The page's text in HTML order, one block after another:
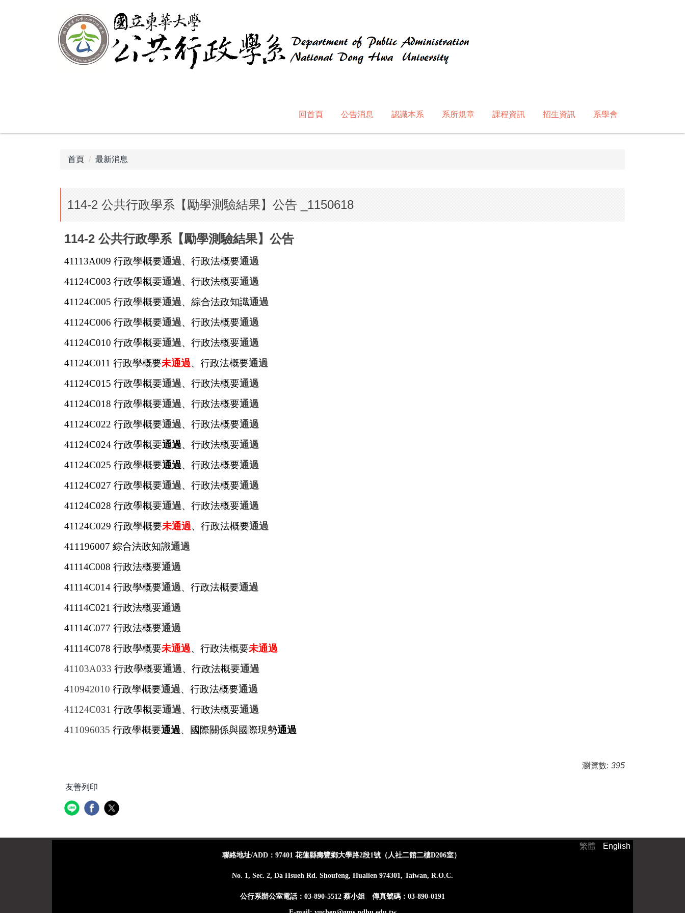
回首頁 公告消息 認識本系 系所規章 課程資訊 招生資訊 系學會
首頁 最新消息
114-2 公共行政學系【勵學測驗結果】公告 _1150618
114-2 公共行政學系【勵學測驗結果】公告
41113A009 行政學概要通過、行政法概要通過
41124C003 行政學概要通過、行政法概要通過
41124C005 行政學概要通過、綜合法政知識通過
41124C006 行政學概要通過、行政法概要通過
41124C010 行政學概要通過、行政法概要通過
41124C011 行政學概要未通過、行政法概要通過
41124C015 行政學概要通過、行政法概要通過
41124C018 行政學概要通過、行政法概要通過
41124C022 行政學概要通過、行政法概要通過
41124C024 行政學概要通過、行政法概要通過
41124C025 行政學概要通過、行政法概要通過
41124C027 行政學概要通過、行政法概要通過
41124C028 行政學概要通過、行政法概要通過
41124C029 行政學概要未通過、行政法概要通過
411196007 綜合法政知識通過
41114C008 行政法概要通過
41114C014 行政學概要通過、行政法概要通過
41114C021 行政法概要通過
41114C077 行政法概要通過
41114C078 行政學概要未通過、行政法概要未通過
41103A033 行政學概要通過、行政法概要通過
410942010 行政學概要通過、行政法概要通過
41124C031 行政學概要通過、行政法概要通過
411096035 行政學概要通過、國際關係與國際現勢通過
瀏覽數: 395
友善列印
繁體 English
聯絡地址/ADD：97401 花蓮縣壽豐鄉大學路2段1號（人社二館二樓D206室）
No. 1, Sec. 2, Da Hsueh Rd. Shoufeng, Hualien 974301, Taiwan, R.O.C.
公行系辦公室電話：03-890-5512 蔡小姐 傳真號碼：03-890-0191